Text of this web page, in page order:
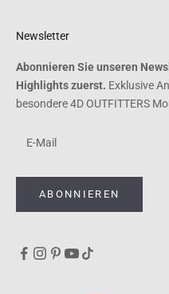
Newsletter
Abonnieren Sie unseren
Highlights zuerst. Exklusive
besondere 4D OUTFITTERS
ABONNIEREN